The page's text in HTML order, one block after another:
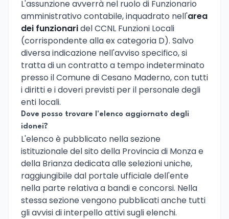
L'assunzione avverrà nel ruolo di Funzionario
amministrativo contabile, inquadrato nell'area
dei funzionaridel CCNL Funzioni Locali
(corrispondente alla ex categoria D). Salvo
diversa indicazione nell'avviso specifico, si
tratta di un contratto a tempo indeterminato
presso il Comune di Cesano Maderno, con tutti
i diritti e i doveri previsti per il personale degli
enti locali.
Dove posso trovare l'elenco aggiornato degli
idonei?
L'elenco è pubblicato nella sezione
istituzionale del sito della Provincia di Monza e
della Brianza dedicata alle selezioni uniche,
raggiungibile dal portale ufficiale dell'ente
nella parte relativa a bandi e concorsi. Nella
stessa sezione vengono pubblicati anche tutti
gli avvisi di interpello attivi sugli elenchi.